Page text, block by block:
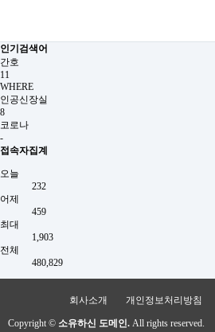
인기검색어
간호
11
WHERE
인공신장실
8
코로나
-
접속자집계
오늘
232
어제
459
최대
1,903
전체
480,829
회사소개 개인정보처리방침
Copyright © 소유하신 도메인. All rights reserved.